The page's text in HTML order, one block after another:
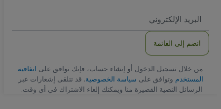
الاكتروني
انضم إلى القائمة
من خلال تسجيل الدخول أو إنشاء حساب، فإنك توافق على اتفاقية
المستخدم وتوافق على سياسة الخصوصية. قد تتلقى إشعارات عبر
الرسائل النصية القصيرة منا ويمكنك إلغاء الاشتراك في أي وقت.